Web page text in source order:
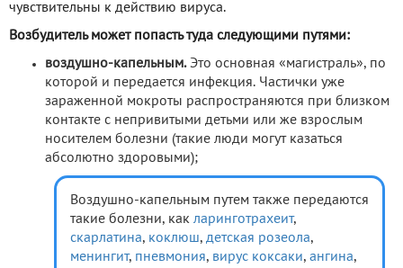
чувствительны к действию вируса.
Возбудитель может попасть туда следующими путями:
воздушно-капельным.Это основная «магистраль», по
которой и передается инфекция. Частички уже
зараженной мокроты распространяются при близком
контакте с непривитыми детьми или же взрослым
носителем болезни (такие люди могут казаться
абсолютно здоровыми);
Воздушно-капельным путем также передаются
такие болезни, как ларинготрахеит,
скарлатина, коклюш, детская розеола,
менингит, пневмония, вирус коксаки, ангина,